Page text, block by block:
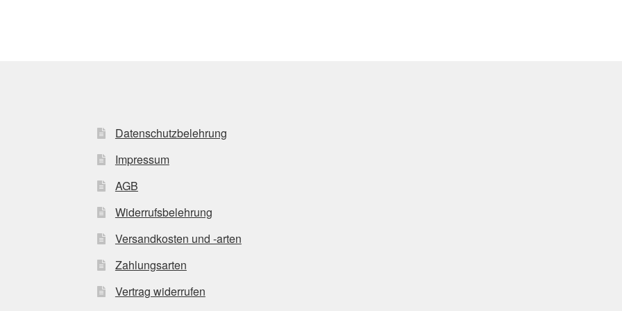
Datenschutzbelehrung
Impressum
AGB
Widerrufsbelehrung
Versandkosten und -arten
Zahlungsarten
Vertrag widerrufen